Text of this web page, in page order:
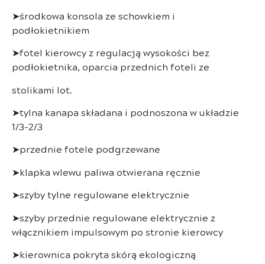
➤środkowa konsola ze schowkiem i
podłokietnikiem
➤fotel kierowcy z regulacją wysokości bez
podłokietnika, oparcia przednich foteli ze
stolikami lot.
➤tylna kanapa składana i podnoszona w układzie
1/3-2/3
➤przednie fotele podgrzewane
➤klapka wlewu paliwa otwierana ręcznie
➤szyby tylne regulowane elektrycznie
➤szyby przednie regulowane elektrycznie z
włącznikiem impulsowym po stronie kierowcy
➤kierownica pokryta skórą ekologiczną